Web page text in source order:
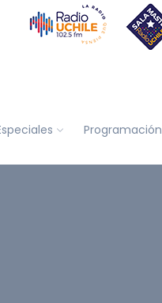
Programación